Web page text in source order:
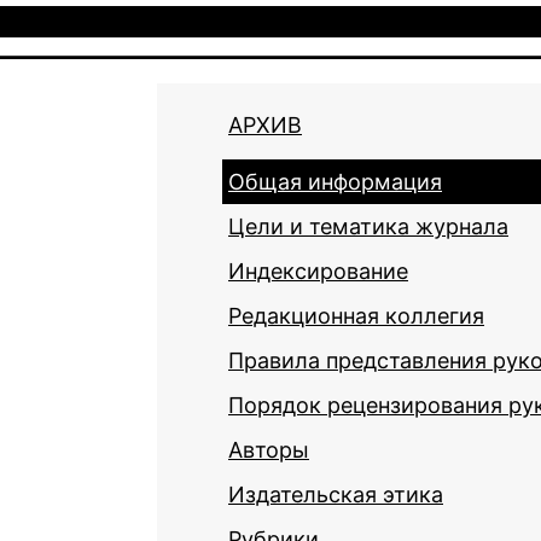
АРХИВ
Общая информация
Цели и тематика журнала
Индексирование
Редакционная коллегия
Правила представления
Порядок рецензирования
Авторы
Издательская этика